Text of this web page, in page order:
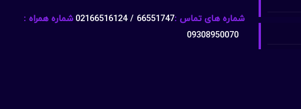
شماره های تماس :66551747 / 02166516124
شماره همراه :
09308950070